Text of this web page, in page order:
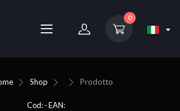
0
Shop Prodotto
Cod: - EAN: